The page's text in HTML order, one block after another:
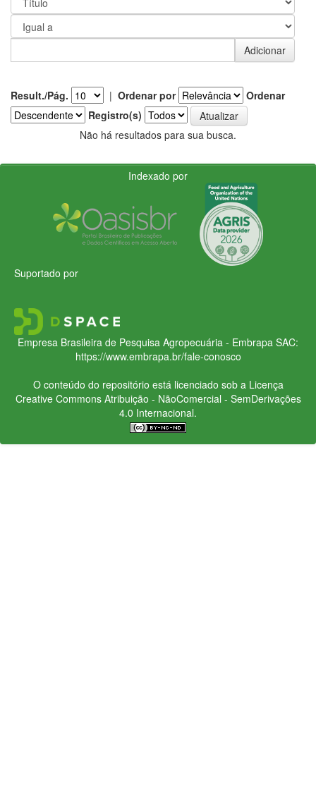
Result./Pág. | Ordenar por
Ordenar
Registro(s)
Não há resultados para sua busca.
Indexado por
Suportado por
Empresa Brasileira de Pesquisa Agropecuária - Embrapa SAC:
https://www.embrapa.br/fale-conosco
O conteúdo do repositório está licenciado sob a Licença
Creative CommonsAtribuição - NãoComercial - SemDerivações
4.0 Internacional.